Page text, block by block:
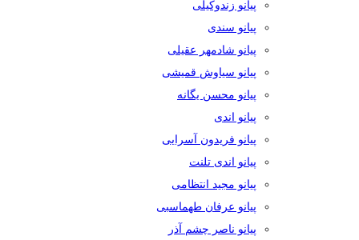
پیانو زندوکیلی
پیانو سندی
پیانو شادمهر عقیلی
پیانو سیاوش قمیشی
پیانو محسن یگانه
پیانو اندی
پیانو فریدون آسرایی
پیانو اندی تلنت
پیانو مجید انتظامی
پیانو عرفان طهماسبی
پیانو ناصر چشم آذر